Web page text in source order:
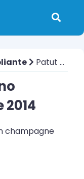
Patut pliabil Chipolino Yasmin champagne 2014